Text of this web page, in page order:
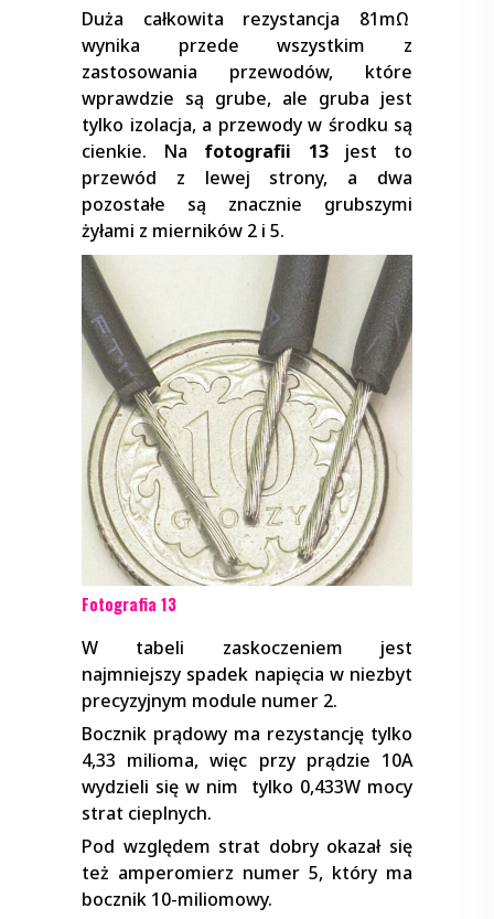
Duża całkowita rezystancja 81mΩ
wynika przede wszystkim z
zastosowania przewodów, które
wprawdzie są grube, ale gruba jest
tylko izolacja, a przewody w środku są
cienkie. Na fotografii 13jest to
przewód z lewej strony, a dwa
pozostałe są znacznie grubszymi
żyłami z mierników 2 i 5.
Fotografia 13
W tabeli zaskoczeniem jest
najmniejszy spadek napięcia w niezbyt
precyzyjnym module numer 2.
Bocznik prądowy ma rezystancję tylko
4,33 milioma, więc przy prądzie 10A
wydzieli się w nim tylko 0,433W mocy
strat cieplnych.
Pod względem strat dobry okazał się
też amperomierz numer 5, który ma
bocznik 10-miliomowy.